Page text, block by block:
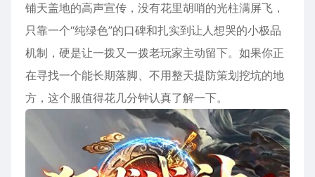
铺天盖地的高声宣传，没有花里胡哨的光柱满屏飞，
只靠一个“纯绿色”的口碑和扎实到让人想哭的小极品
机制，硬是让一拨又一拨老玩家主动留下。如果你正
在寻找一个能长期落脚、不用整天提防策划挖坑的地
方，这个服值得花几分钟认真了解一下。